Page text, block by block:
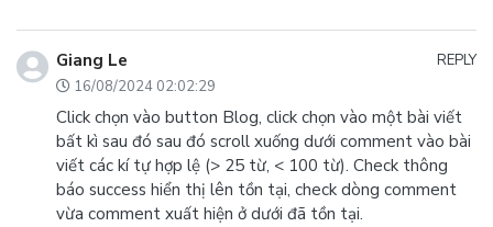
Giang Le
16/08/2024 02:02:29
Click chọn vào button Blog, click chọn vào một bài viết
bất kì sau đó sau đó scroll xuống dưới comment vào bài
viết các kí tự hợp lệ (> 25 từ, < 100 từ). Check thông
báo success hiển thị lên tồn tại, check dòng comment
vừa comment xuất hiện ở dưới đã tồn tại.
REPLY